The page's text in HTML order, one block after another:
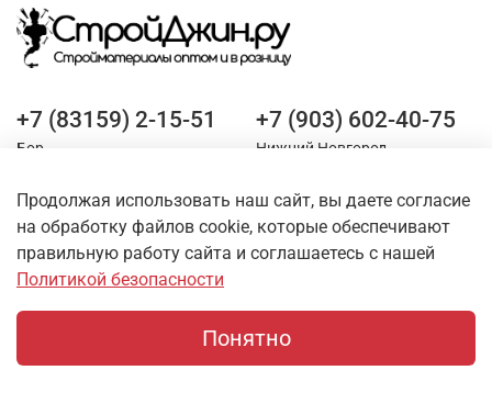
+7 (83159) 2-15-51
Бор
+7 (903) 602-40-75
Нижний Новгород
Оставайтесь на связи
Продолжая использовать наш сайт, вы даете согласие
на обработку файлов cookie, которые обеспечивают
правильную работу сайта и соглашаетесь с нашей
Политикой безопасности
Понятно